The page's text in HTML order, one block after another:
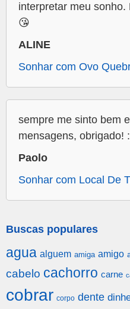
interpretar meu
😘
ALINE
Sonhar com Ovo
sempre me sinto bem
mensagens, obrigado!
Paolo
Sonhar com Local De
Buscas populares
agua alguem amiga amigo
cabelo cachorro carne
cobrar corpo dente